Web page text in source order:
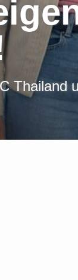
Thailand